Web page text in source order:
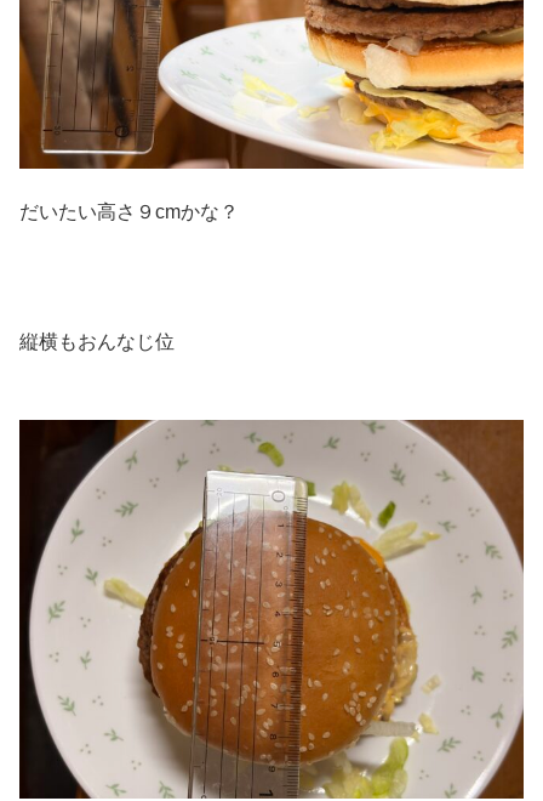
だいたい高さ９cmかな？
縦横もおんなじ位